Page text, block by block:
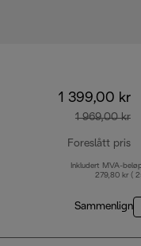
1 399,00 kr
1 969,00 kr
Foreslått pris
Inkludert MVA-
279,80 kr (
Sammenlign